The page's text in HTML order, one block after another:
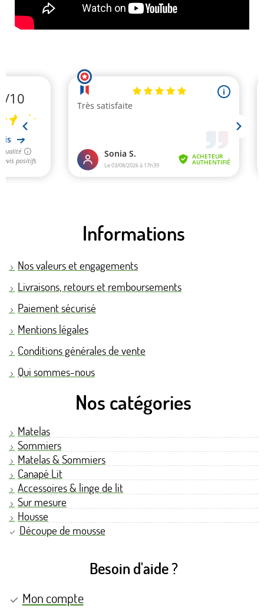
Informations
Nos valeurs et engagements
Livraisons, retours et remboursements
Paiement sécurisé
Mentions légales
Conditions générales de vente
Qui sommes-nous
Nos catégories
Matelas
Sommiers
Matelas & Sommiers
Canapé Lit
Accessoires & linge de lit
Sur mesure
Housse
Découpe de mousse
Besoin d'aide ?
Mon compte